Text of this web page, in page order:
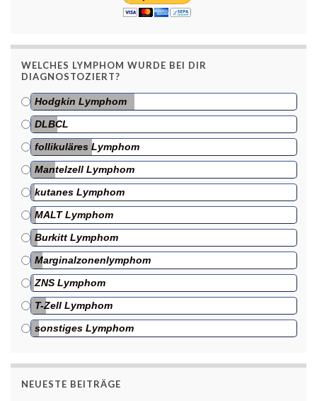
WELCHES LYMPHOM WURDE BEI DIR
DIAGNOSTOZIERT?
Hodgkin Lymphom
DLBCL
follikuläres Lymphom
Mantelzell Lymphom
kutanes Lymphom
MALT Lymphom
Burkitt Lymphom
Marginalzonenlymphom
ZNS Lymphom
T-Zell Lymphom
sonstiges Lymphom
NEUESTE BEITRÄGE